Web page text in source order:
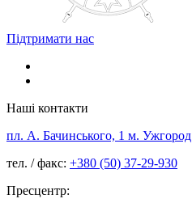
Підтримати нас
Наші контакти
пл. А. Бачинського, 1 м. Ужгород
тел. / факс: +380 (50) 37-29-930
Пресцентр: